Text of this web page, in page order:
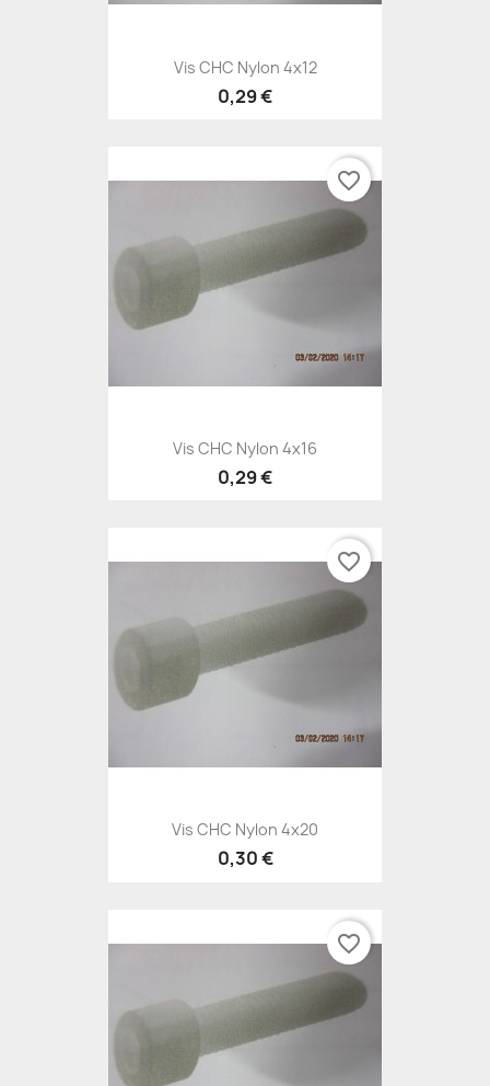
Vis CHC Nylon 4x12
0,29 €
Vis CHC Nylon 4x16
0,29 €
favorite_border
Vis CHC Nylon 4x20
0,30 €
favorite_border
favorite_border